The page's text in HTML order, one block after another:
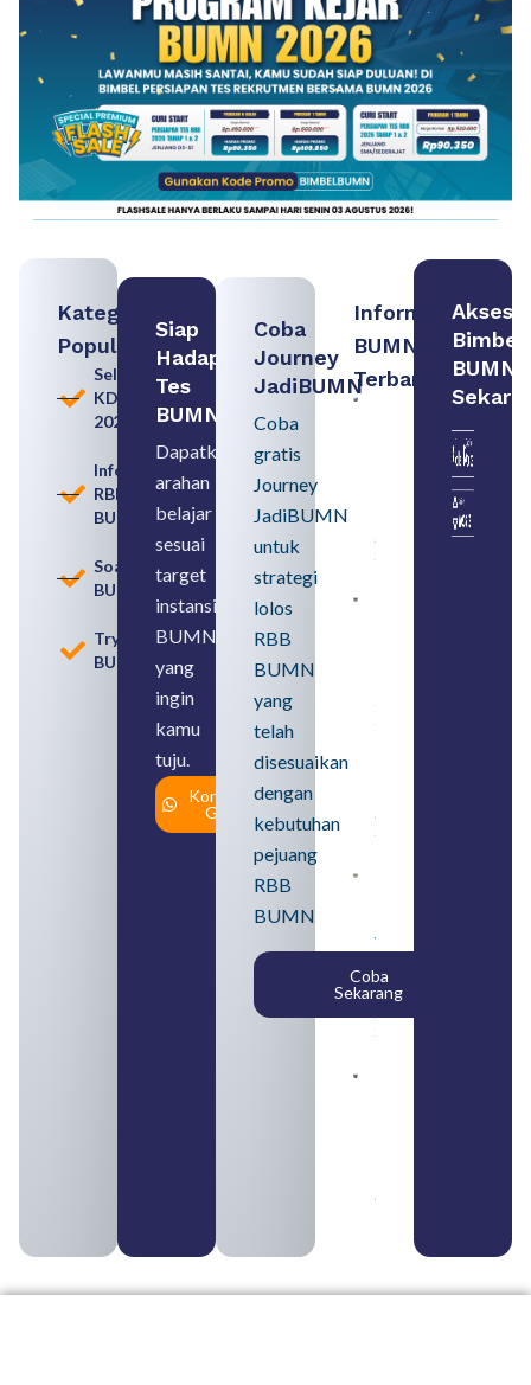
Kategori
Populer
Seleksi
KDKMP
2026
Informasi
RBB
BUMN
Soal
BUMN
Tryout
BUMN
Siap
Hadapi
Tes
BUMN
Dapatkan
arahan
belajar
sesuai
target
instansi
BUMN
yang
ingin
kamu
tuju.
Konsultasi
Gratis
Coba
Journey
JadiBUMN
Coba
gratis
Journey
JadiBUMN
untuk
strategi
lolos
RBB
BUMN
yang
telah
disesuaikan
dengan
kebutuhan
pejuang
RBB
BUMN
Coba
Sekarang
Informasi
BUMN
Terbaru:
Pengertian,
Perbedaan,
serta Jenis
August 6,
2026
SMA
Syarat,
August 5,
2026
yang
Tergabung
dalam
Himbara
August 4,
2026
August 3, 2026
Akses
Bimbel
BUMN